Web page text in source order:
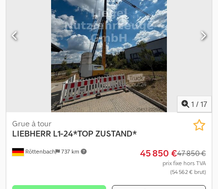
1 / 17
Röttenbach 737 km
Grue à tour
LIEBHERR L1-24*TOP ZUSTAND*
45 850 €47 850 €
prix fixe hors TVA
(54 562 € brut)